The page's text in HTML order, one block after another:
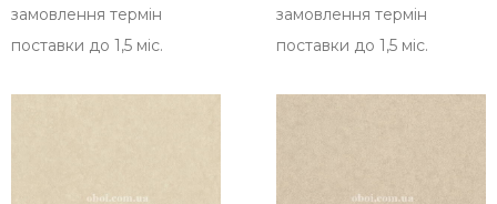
замовлення термін
поставки до 1,5 міс.
замовлення термін
поставки до 1,5 міс.